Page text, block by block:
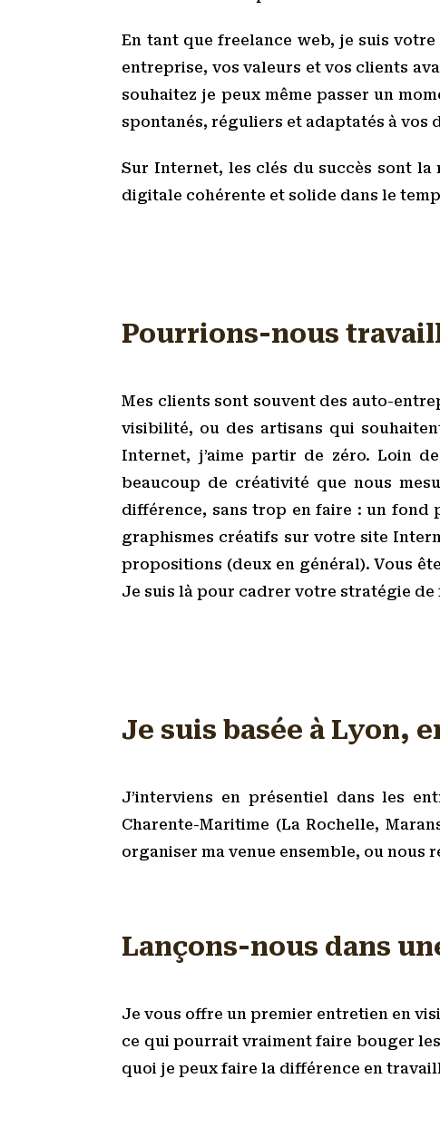
En tant que freelance web, je suis
entreprise, vos valeurs et vos clients
souhaitez je peux même passer un
spontanés, réguliers et adaptatés à
Sur Internet, les clés du succès sont
digitale cohérente et solide dans le
Pourrions-nous
Mes clients sont souvent des auto-
visibilité, ou des artisans qui
Internet, j’aime partir de zéro. Loin
beaucoup de créativité que nous
différence, sans trop en faire : un fond
graphismes créatifs sur votre site
propositions (deux en général). Vous
Je suis là pour cadrer votre stratégie
Je suis basée à Lyon,
J’interviens en présentiel dans les
Charente-Maritime (La Rochelle,
organiser ma venue ensemble, ou nous
Lançons-nous dans
Je vous offre un premier entretien en
ce qui pourrait vraiment faire bouger
quoi je peux faire la différence en